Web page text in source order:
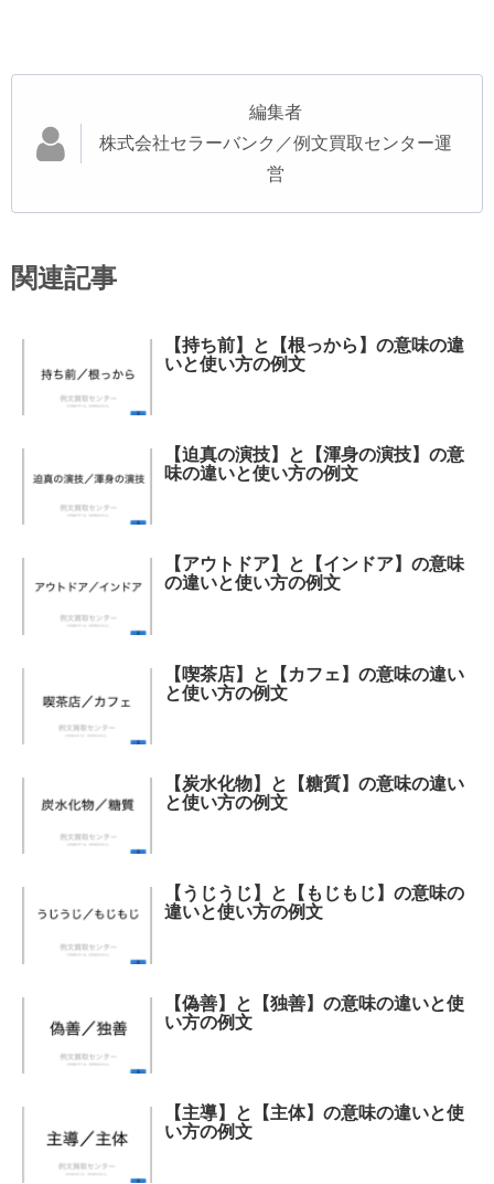
編集者
株式会社セラーバンク／例文買取センター運
営
関連記事
【持ち前】と【根っから】の意味の違
いと使い方の例文
【迫真の演技】と【渾身の演技】の意
味の違いと使い方の例文
【アウトドア】と【インドア】の意味
の違いと使い方の例文
【喫茶店】と【カフェ】の意味の違い
と使い方の例文
【炭水化物】と【糖質】の意味の違い
と使い方の例文
【うじうじ】と【もじもじ】の意味の
違いと使い方の例文
【偽善】と【独善】の意味の違いと使
い方の例文
【主導】と【主体】の意味の違いと使
い方の例文